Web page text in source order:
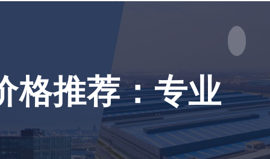
格推荐：专业